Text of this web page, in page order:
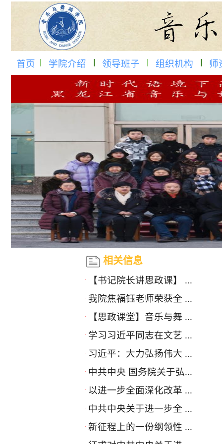
首页 学院介绍 领导班子 组织机构 师
相关信息
· 【书记院长讲思政课】 ...
· 我院焦福钰老师荣获全 ...
· 【思政课堂】音乐与舞 ...
· 学习习近平同志在文艺 ...
· 习近平：大力弘扬伟大 ...
· 中共中央 国务院关于弘...
· 以进一步全面深化改革 ...
· 中共中央关于进一步全 ...
· 新征程上的一份纲领性 ...